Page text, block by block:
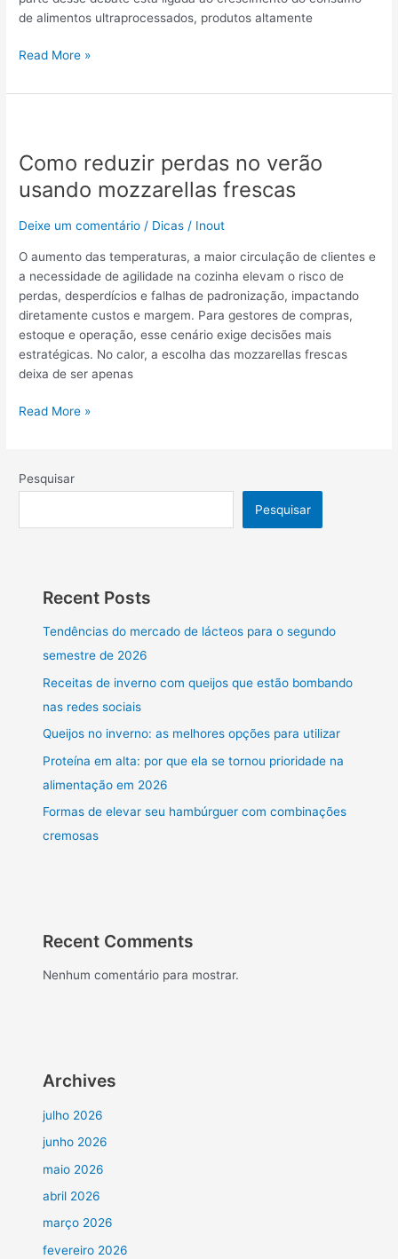
de alimentos ultraprocessados, produtos altamente
da
alimentação
Read More »
Como reduzir perdas no verão
usando mozzarellas frescas
Deixe um comentário / Dicas / Inout
O aumento das temperaturas, a maior circulação de clientes e
a necessidade de agilidade na cozinha elevam o risco de
perdas, desperdícios e falhas de padronização, impactando
diretamente custos e margem. Para gestores de compras,
estoque e operação, esse cenário exige decisões mais
estratégicas. No calor, a escolha das mozzarellas frescas
deixa de ser apenas
perdas
verão
usando
frescas
Read More »
Pesquisar
Pesquisar
Recent Posts
Tendências do mercado de lácteos para o segundo
semestre de 2026
Receitas de inverno com queijos que estão bombando
nas redes sociais
Queijos no inverno: as melhores opções para utilizar
Proteína em alta: por que ela se tornou prioridade na
alimentação em 2026
Formas de elevar seu hambúrguer com combinações
cremosas
Recent Comments
Nenhum comentário para mostrar.
Archives
julho 2026
junho 2026
maio 2026
abril 2026
março 2026
fevereiro 2026